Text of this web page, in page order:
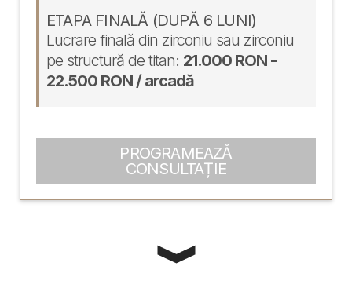
ETAPA FINALĂ (DUPĂ 6 LUNI)
Lucrare finală din zirconiu sau zirconiu
pe structură de titan: 21.000 RON -
22.500 RON / arcadă
PROGRAMEAZĂ
CONSULTAȚIE